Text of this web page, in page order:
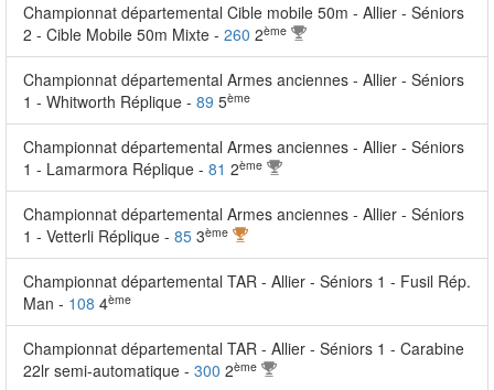
Championnat départemental Cible mobile 50m - Allier - Séniors
2 - Cible Mobile 50m Mixte - 260 2ème
Championnat départemental Armes anciennes - Allier - Séniors
1 - Whitworth Réplique - 89 5ème
Championnat départemental Armes anciennes - Allier - Séniors
1 - Lamarmora Réplique - 81 2ème
Championnat départemental Armes anciennes - Allier - Séniors
1 - Vetterli Réplique - 85 3ème
Championnat départemental TAR - Allier - Séniors 1 - Fusil Rép.
Man - 108 4ème
Championnat départemental TAR - Allier - Séniors 1 - Carabine
22lr semi-automatique - 300 2ème